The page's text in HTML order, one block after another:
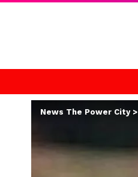
News The Power City>